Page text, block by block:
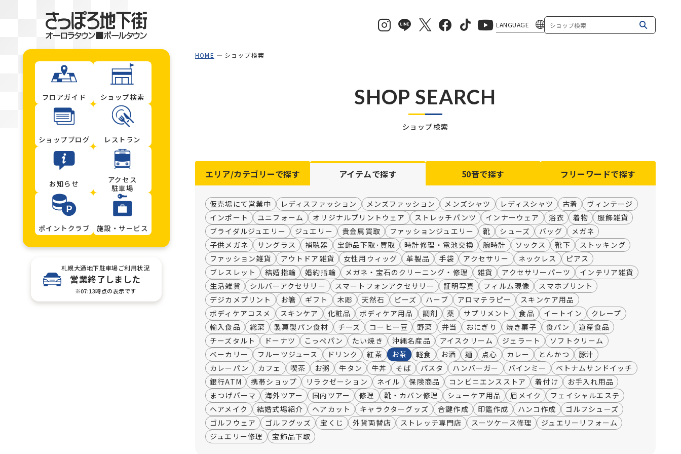
フロアガイド ショップ検索
ショップブログ レストラン
お知らせ
アクセス
駐車場
ポイントクラブ 施設・サービス
札幌大通地下駐車場ご利用状況
営業終了しました
※07:13時点の表示です
LANGUAGE
HOME ショップ検索
SHOP SEARCH
ショップ検索
エリア/カテゴリーで探す アイテムで探す 50音で探す フリーワードで探す
仮売場にて営業中 レディスファッション メンズファッション メンズシャツ レディスシャツ 古着
ヴィンテージ
インポート
ユニフォーム オリジナルプリントウェア ストレッチパンツ インナーウェア 浴衣 着物
服飾雑貨
ブライダルジュエリー
ジュエリー 貴金属買取 ファッションジュエリー 靴 シューズ バッグ
メガネ
子供メガネ
サングラス 補聴器 宝飾品下取･買取 時計修理・電池交換 腕時計 ソックス 靴下
ストッキング
ファッション雑貨
アウトドア雑貨 女性用ウィッグ 革製品 手袋 アクセサリー ネックレス
ピアス
ブレスレット
結婚指輪 婚約指輪 メガネ・宝石のクリーニング・修理 雑貨 アクセサリーパーツ
インテリア雑貨
生活雑貨
シルバーアクセサリー スマートフォンアクセサリー 証明写真 フィルム現像
スマホプリント
デジカメプリント
お箸 ギフト 木彫 天然石 ビーズ ハーブ アロマテラピー
スキンケア用品
ボディケアコスメ
スキンケア 化粧品 ボディケア用品 調剤 薬 サプリメント 食品 イートイン
クレープ
輸入食品
総菜 製菓製パン食材 チーズ コーヒー豆 野菜 弁当 おにぎり 焼き菓子 食パン
道産食品
チーズタルト
ドーナツ こっぺパン たい焼き 沖縄名産品 アイスクリーム ジェラート
ソフトクリーム
ベーカリー
フルーツジュース ドリンク 紅茶 お茶 軽食 お酒 麺 点心 カレー とんかつ
豚汁
カレーパン
カフェ 喫茶 お粥 牛タン 牛丼 そば パスタ ハンバーガー バインミー
ベトナムサンドイッチ
銀行ATM
携帯ショップ リラクゼーション ネイル 保険商品 コンビニエンスストア 着付け
お手入れ用品
まつげパーマ
海外ツアー 国内ツアー 修理 靴・カバン修理 シューケア用品 眉メイク
フェイシャルエステ
ヘアメイク
結婚式場紹介 ヘアカット キャラクターグッズ 合鍵作成 印鑑作成 ハンコ作成
ゴルフシューズ
ゴルフウェア
ゴルフグッズ 宝くじ 外貨両替店 ストレッチ専門店 スーツケース修理
ジュエリーリフォーム
ジュエリー修理
宝飾品下取